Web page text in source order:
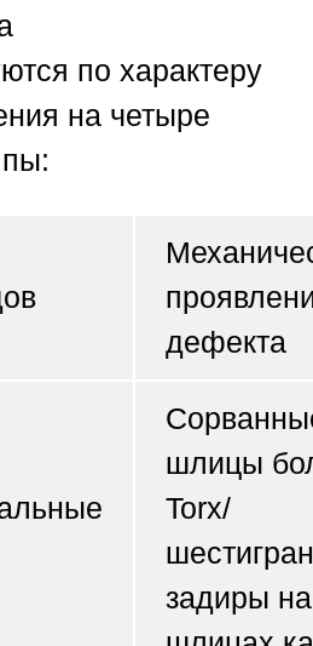
по характеру
на четыре
дефекта
шлицы
Torx/
задиры на